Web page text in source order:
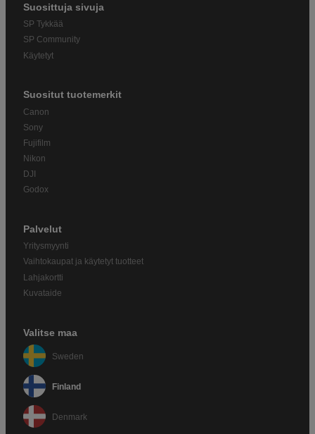
Suosittuja sivuja
SP Tykkää
SP Community
Käytetyt
Suositut tuotemerkit
Canon
Sony
Fujifilm
Nikon
DJI
Godox
Palvelut
Yritysmyynti
Vaihtokaupat ja käytetyt tuotteet
Lahjakortti
Kuvataide
Valitse maa
Sweden
Finland
Denmark